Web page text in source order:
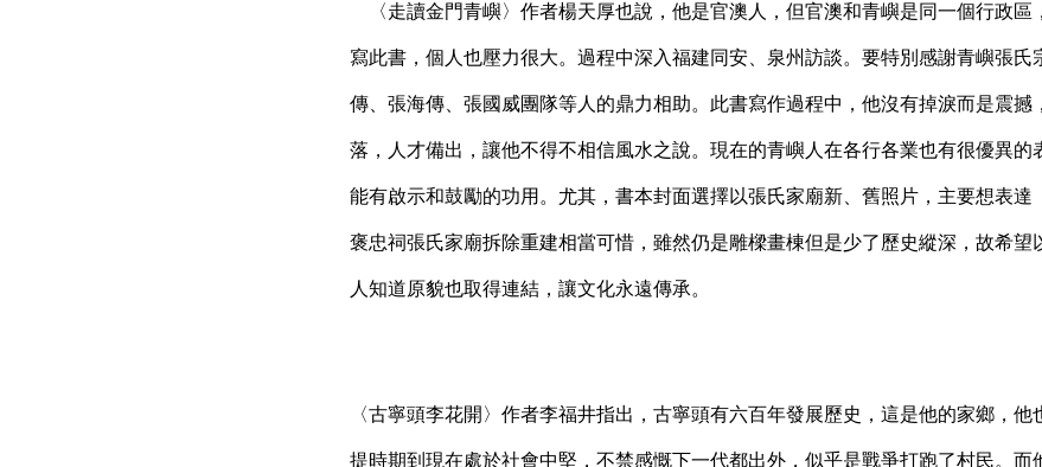
〈走讀金門青嶼〉作者楊天厚也說，他是官澳人，但官澳和青嶼是同一個行政區
寫此書，個人也壓力很大。過程中深入福建同安、泉州訪談。要特別感謝青嶼張氏
傳、張海傳、張國威團隊等人的鼎力相助。此書寫作過程中，他沒有掉淚而是震撼
落，人才備出，讓他不得不相信風水之說。現在的青嶼人在各行各業也有很優異的
能有啟示和鼓勵的功用。尤其，書本封面選擇以張氏家廟新、舊照片，主要想表達
褒忠祠張氏家廟拆除重建相當可惜，雖然仍是雕樑畫棟但是少了歷史縱深，故希望
人知道原貌也取得連結，讓文化永遠傳承。
〈古寧頭李花開〉作者李福井指出，古寧頭有六百年發展歷史，這是他的家鄉，
提時期到現在處於社會中堅，不禁感慨下一代都出外，似乎是戰爭打跑了村民。而